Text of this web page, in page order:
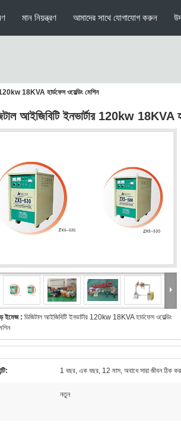
মান নিয়ন্ত্রণ আমাদের সাথে যোগাযোগ করুন
120kw 18KVA হার্ডফেস ওয়েল্ডিং মেশিন
আইজিবিটি ইনভার্টার 120kw 18KVA
ইমেজ : ডিজিটাল আইজিবিটি ইনভার্টার 120kw 18KVA হার্ডফেস ওয়েল্ডিং
1 বছর, এক বছর, 12 মাস, অবাধে সারা জীবন ঠিক
নতুন